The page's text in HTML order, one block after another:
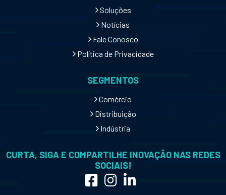
Soluções
Notícias
Fale Conosco
Política de Privacidade
SEGMENTOS
Comércio
Distribuição
Indústria
CURTA, SIGA E COMPARTILHE INOVAÇÃO NAS REDES
SOCIAIS!